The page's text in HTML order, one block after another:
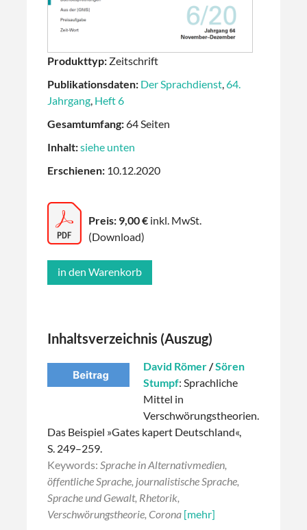
Produkttyp: Zeitschrift
Publikationsdaten: Der Sprachdienst,64.
Jahrgang, Heft 6
Gesamtumfang:64 Seiten
Inhalt:siehe unten
Erschienen: 10.12.2020
Preis: 9,00 € inkl. MwSt.
(Download)
Inhaltsverzeichnis (Auszug)
David Römer/Sören
Stumpf: Sprachliche
Mittel in
Verschwörungstheorien.
Das Beispiel »Gates kapert Deutschland«,
S. 249–259.
Keywords: Sprache in Alternativmedien,
öffentliche Sprache, journalistische Sprache,
Sprache und Gewalt, Rhetorik,
Verschwörungstheorie, Corona [mehr]